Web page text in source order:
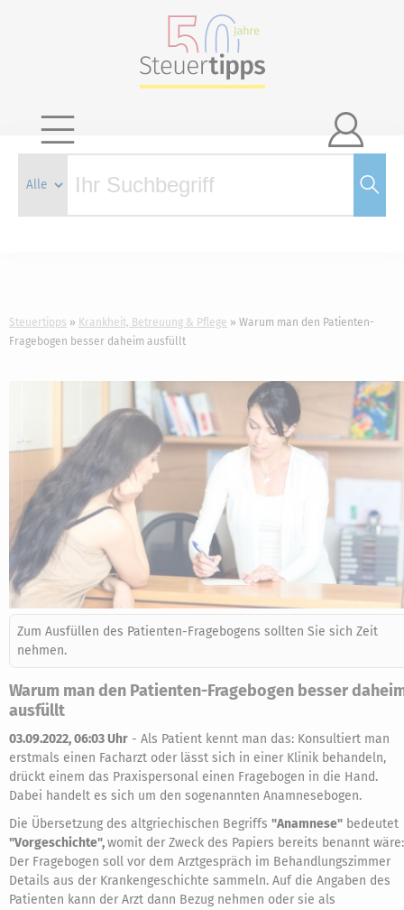

Steuertipps Krankheit, Betreuung & Pflege
Warum man den Patienten-
Fragebogen besser daheim ausfüllt
Zum Ausfüllen des Patienten-Fragebogens sollten Sie sich Zeit
nehmen.
Warum man den Patienten-Fragebogen besser
ausfüllt
03.09.2022, 06:03 Uhr - Als Patient kennt man das: Konsultiert man
erstmals einen Facharzt oder lässt sich in einer Klinik behandeln,
drückt einem das Praxispersonal einen Fragebogen in die Hand.
Dabei handelt es sich um den sogenannten Anamnesebogen.
Die Übersetzung des altgriechischen Begriffs "Anamnese" bedeutet
"Vorgeschichte",womit der Zweck des Papiers bereits benannt wäre:
Der Fragebogen soll vor dem Arztgespräch im Behandlungszimmer
Details aus der Krankengeschichte sammeln. Auf die Angaben des
Patienten kann der Arzt dann Bezug nehmen oder sie als